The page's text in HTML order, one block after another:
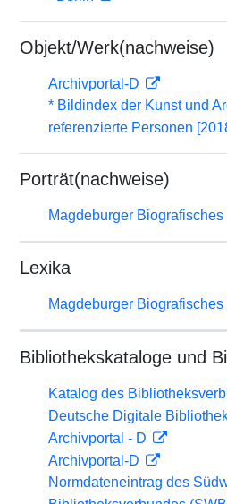
Objekt/Werk(nachweise)
Archivportal-D
* Bildindex der Kunst und
referenzierte Personen
Porträt(nachweise)
Magdeburger
Lexika
Magdeburger
Bibliothekskataloge und
Katalog des
Deutsche Digitale
Archivportal - D
Archivportal-D
Normdateneintrag des